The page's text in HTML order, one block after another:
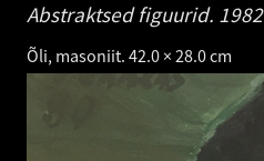
Abstraktsed figuurid. 1982
Õli, masoniit. 42.0 × 28.0 cm